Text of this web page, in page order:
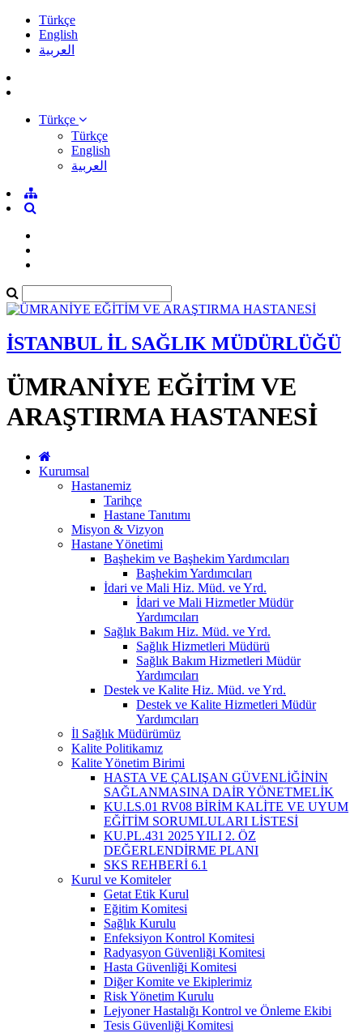
Türkçe
English
العربية
Türkçe
Türkçe
English
العربية
İSTANBUL İL SAĞLIK MÜDÜRLÜĞÜ
ÜMRANİYE EĞİTİM VE
ARAŞTIRMA HASTANESİ
Kurumsal
Hastanemiz
Tarihçe
Hastane Tanıtımı
Misyon & Vizyon
Hastane Yönetimi
Başhekim ve Başhekim Yardımcıları
Başhekim Yardımcıları
İdari ve Mali Hiz. Müd. ve Yrd.
İdari ve Mali Hizmetler Müdür
Yardımcıları
Sağlık Bakım Hiz. Müd. ve Yrd.
Sağlık Hizmetleri Müdürü
Sağlık Bakım Hizmetleri Müdür
Yardımcıları
Destek ve Kalite Hiz. Müd. ve Yrd.
Destek ve Kalite Hizmetleri Müdür
Yardımcıları
İl Sağlık Müdürümüz
Kalite Politikamız
Kalite Yönetim Birimi
HASTA VE ÇALIŞAN GÜVENLİĞİNİN
SAĞLANMASINA DAİR YÖNETMELİK
KU.LS.01 RV08 BİRİM KALİTE VE UYUM
EĞİTİM SORUMLULARI LİSTESİ
KU.PL.431 2025 YILI 2. ÖZ
DEĞERLENDİRME PLANI
SKS REHBERİ 6.1
Kurul ve Komiteler
Getat Etik Kurul
Eğitim Komitesi
Sağlık Kurulu
Enfeksiyon Kontrol Komitesi
Radyasyon Güvenliği Komitesi
Hasta Güvenliği Komitesi
Diğer Komite ve Ekiplerimiz
Risk Yönetim Kurulu
Lejyoner Hastalığı Kontrol ve Önleme Ekibi
Tesis Güvenliği Komitesi